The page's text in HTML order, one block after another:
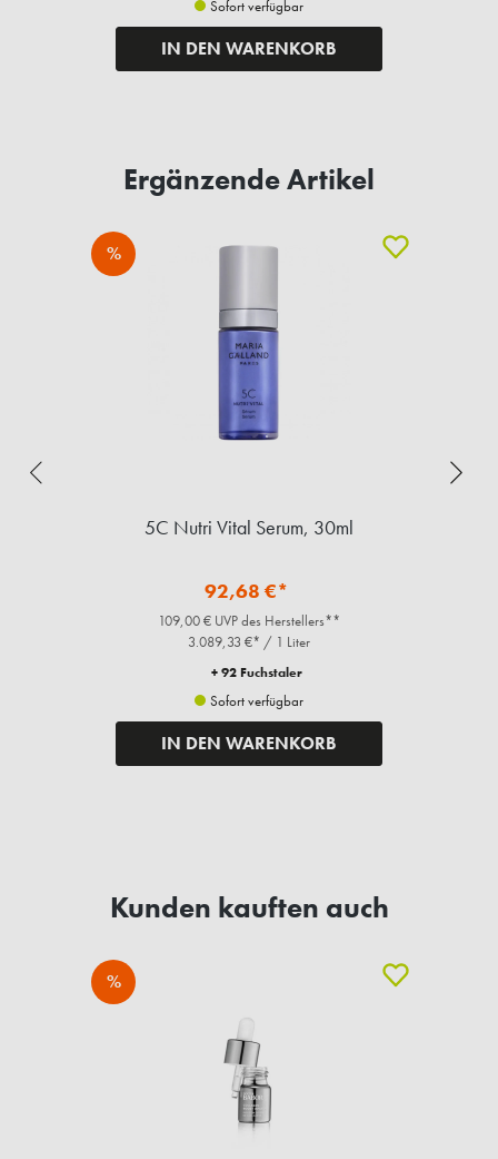
Sofort verfügbar
IN DEN WARENKORB
Ergänzende Artikel
%
5C Nutri Vital Serum, 30ml
92,68 €*
109,00 € UVP des Herstellers**
3.089,33 €* / 1 Liter
+ 92 Fuchstaler
Sofort verfügbar
IN DEN WARENKORB
Kunden kauften auch
%